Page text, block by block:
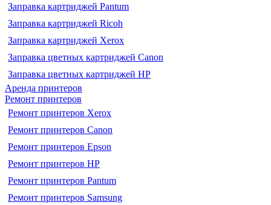
Заправка картриджей Pantum
Заправка картриджей Ricoh
Заправка картриджей Xerox
Заправка цветных картриджей Canon
Заправка цветных картриджей HP
Аренда принтеров
Ремонт принтеров
Ремонт принтеров Xerox
Ремонт принтеров Canon
Ремонт принтеров Epson
Ремонт принтеров HP
Ремонт принтеров Pantum
Ремонт принтеров Samsung